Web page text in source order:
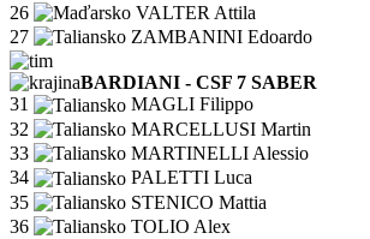
26
VALTER Attila
27
ZAMBANINI Edoardo
BARDIANI - CSF 7 SABER
31
MAGLI Filippo
32
MARCELLUSI Martin
33
MARTINELLI Alessio
34
PALETTI Luca
35
STENICO Mattia
36
TOLIO Alex